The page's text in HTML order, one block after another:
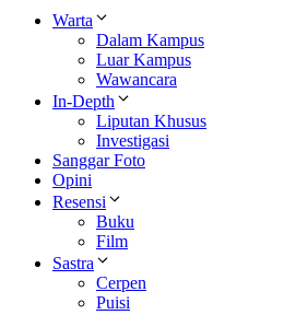
Warta
Dalam Kampus
Luar Kampus
Wawancara
In-Depth
Liputan Khusus
Investigasi
Sanggar Foto
Opini
Resensi
Buku
Film
Sastra
Cerpen
Puisi